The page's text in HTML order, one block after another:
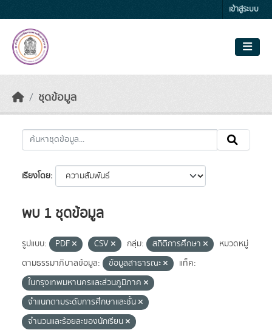
เข้าสู่ระบบ
ชุดข้อมูล
เรียงโดย
พบ 1 ชุดข้อมูล
รูปแบบ: PDF CSV กลุ่ม: สถิติการศึกษา
หมวดหมู่
ตามธรรมาภิบาลข้อมูล:
ข้อมูลสาธารณะ
แท็ค:
ในกรุงเทพมหานครและส่วนภูมิภาค
จำแนกตามระดับการศึกษาและชั้น
จำนวนและร้อยละของนักเรียน